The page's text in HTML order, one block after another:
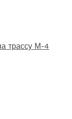
трассу М-4